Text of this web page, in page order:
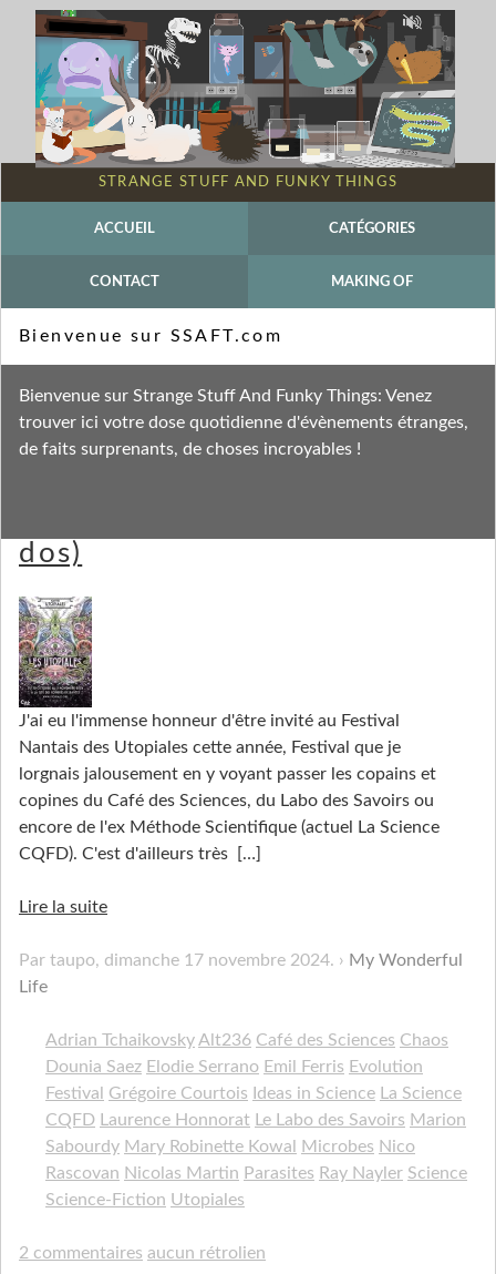
STRANGE STUFF AND FUNKY THINGS
ACCUEIL CATÉGORIES
CONTACT MAKING OF
Fil des commentaires
dos)
J'ai eu l'immense honneur d'être invité au Festival
Nantais des Utopiales cette année, Festival que je
lorgnais jalousement en y voyant passer les copains et
copines du Café des Sciences, du Labo des Savoirs ou
encore de l'ex Méthode Scientifique (actuel La Science
CQFD). C'est d'ailleurs très
[…]
Lire la suite
Par taupo, dimanche 17 novembre 2024.
My Wonderful
Life
Adrian Tchaikovsky Alt236 Café des Sciences Chaos
Dounia Saez Elodie Serrano Emil Ferris Evolution
Festival Grégoire Courtois Ideas in Science La Science
CQFD Laurence Honnorat Le Labo des Savoirs Marion
Sabourdy Mary Robinette Kowal Microbes Nico
Rascovan Nicolas Martin Parasites Ray Nayler Science
Science-Fiction Utopiales
2 commentaires aucun rétrolien
Bienvenue sur SSAFT.com
Bienvenue sur Strange Stuff And Funky Things: Venez
trouver ici votre dose quotidienne d'évènements étranges,
de faits surprenants, de choses incroyables !